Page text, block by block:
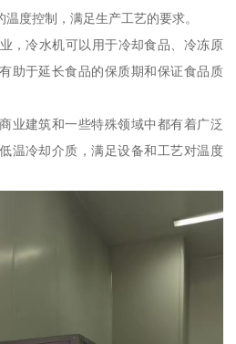
度控制，满足生产工艺的要求。
，冷水机可以用于冷却食品、冷冻原
助于延长食品的保质期和保证食品质
业建筑和一些特殊领域中都有着广泛
温冷却介质，满足设备和工艺对温度